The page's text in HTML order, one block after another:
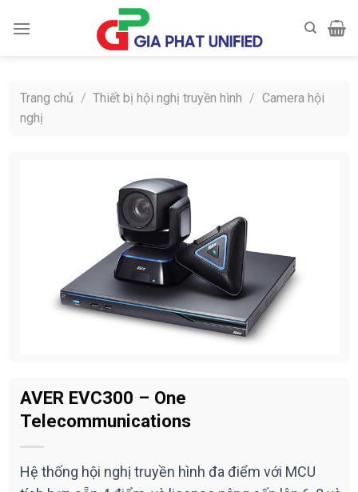
Trang chủ / Thiết bị hội nghị truyền hình / Camera hội
nghị
AVER EVC300 – One
Telecommunications
Hệ thống hội nghị truyền hình đa điểm với MCU